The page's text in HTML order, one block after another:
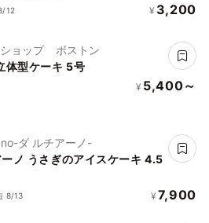
12 ¥ 3,200
ショップ ボストン
体型ケーキ 5号
¥ 5,400～
ダ ルチアーノ-
ノ うさぎのアイスケーキ 4.5
8/13 ¥ 7,900